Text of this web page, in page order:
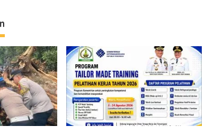
[FOTO] Anies Baswedan Tinjau
Program Turun Tangan Air Bersih
di Bandar Pusaka